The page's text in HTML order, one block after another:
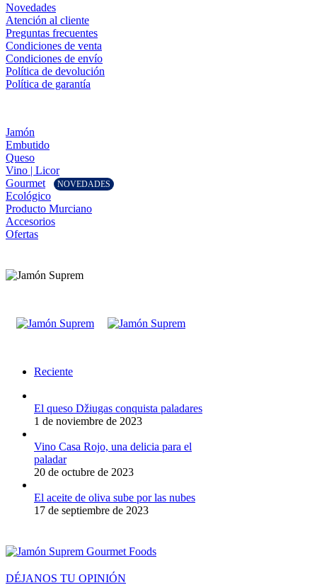
Novedades
Atención al cliente
Preguntas frecuentes
Condiciones de venta
Condiciones de envío
Política de devolución
Política de garantía
Jamón
Embutido
Queso
Vino | Licor
Gourmet
NOVEDADES
Ecológico
Producto Murciano
Accesorios
Ofertas
Reciente
El queso Džiugas conquista paladares
1 de noviembre de 2023
Vino Casa Rojo, una delicia para el
paladar
20 de octubre de 2023
El aceite de oliva sube por las nubes
17 de septiembre de 2023
DÉJANOS TU OPINIÓN